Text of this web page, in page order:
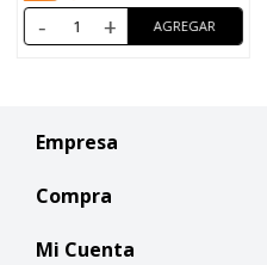
Empresa
Compra
Mi Cuenta